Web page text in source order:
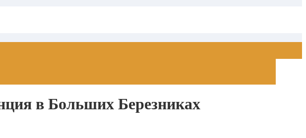
в Больших Березниках